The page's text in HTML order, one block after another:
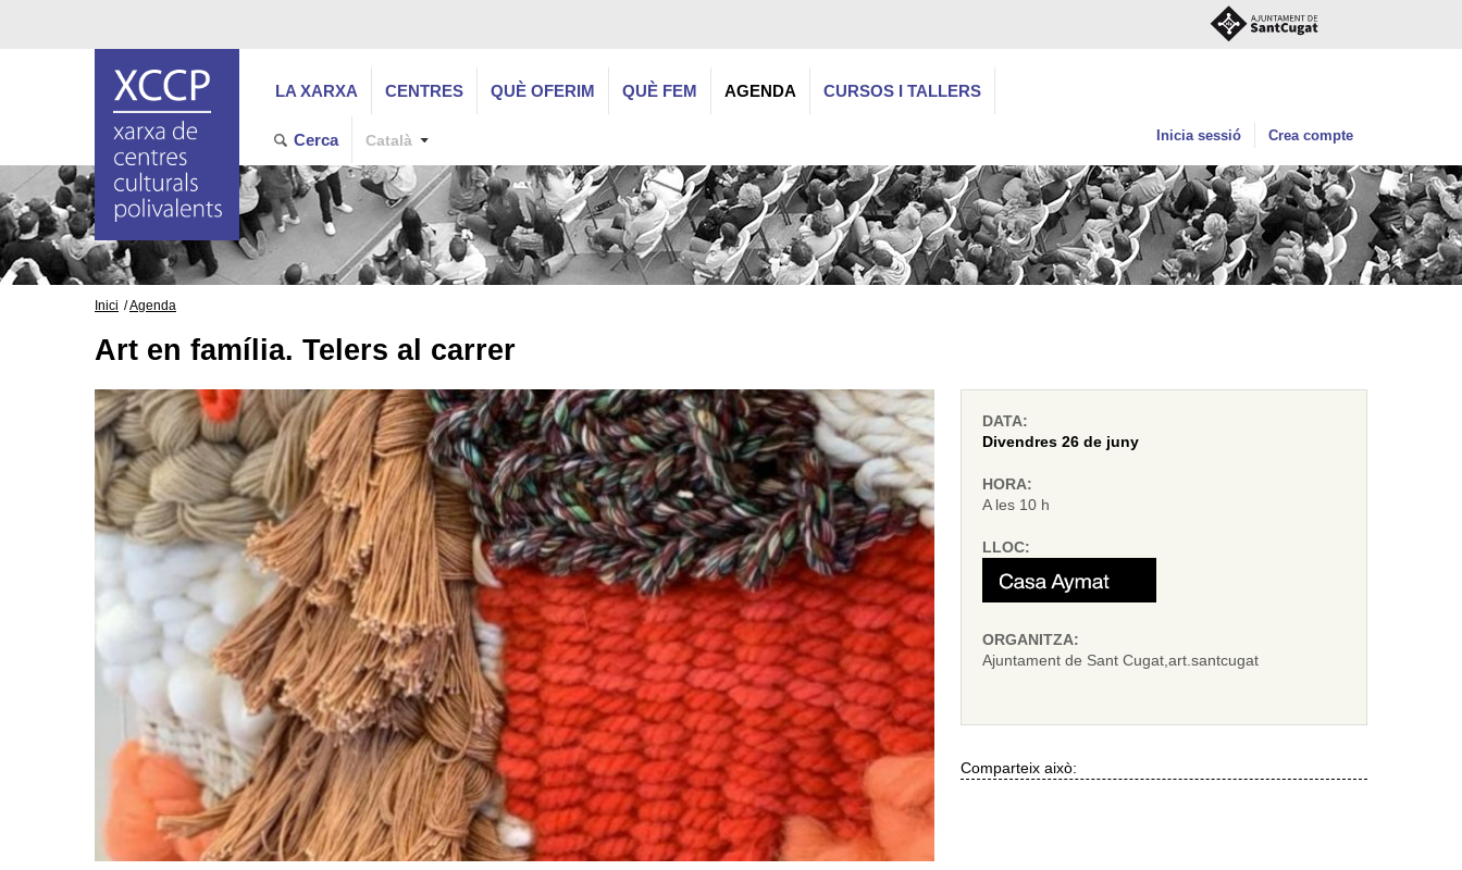
LA XARXA CENTRES QUÈ OFERIM QUÈ FEM AGENDA CURSOS I TALLERS
Cerca Català Inicia sessió Crea compte
Inici Agenda
Art en família. Telers al carrer
DATA:
Divendres 26 de juny
HORA:
A les 10 h
LLOC:
ORGANITZA:
Ajuntament de Sant Cugat,art.santcugat
Comparteix això: